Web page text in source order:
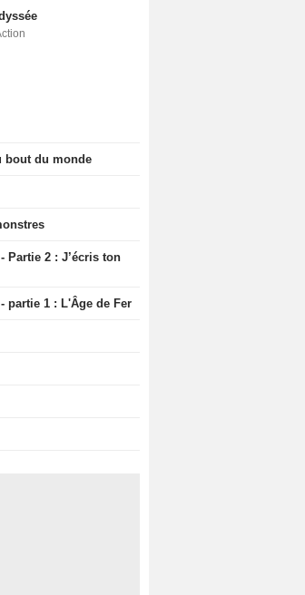
bout du monde
Partie 2 : J’écris ton
partie 1 : L'Âge de Fer